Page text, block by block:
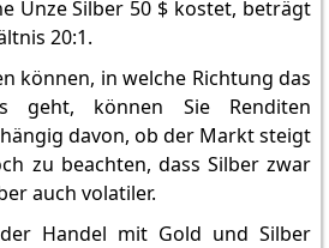
Unze Silber 50 $ kostet, beträgt
20:1.
können, in welche Richtung das
geht, können Sie Renditen
davon, ob der Markt steigt
zu beachten, dass Silber zwar
auch volatiler.
Handel mit Gold und Silber